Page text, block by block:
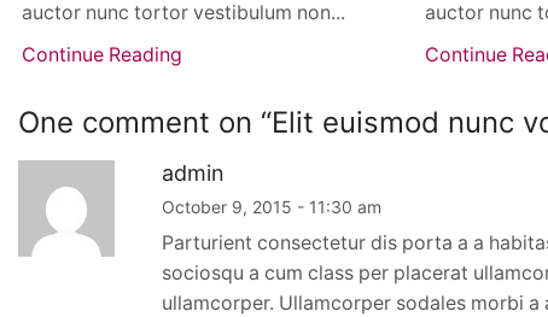
auctor nunc tortor vestibulum non...
Continue Reading
auctor nunc
Continue
One comment on “Elit euismod nunc
admin
October 9, 2015 - 11:30 am
Parturient consectetur dis porta a a
sociosqu a cum class per placerat
ullamcorper. Ullamcorper sodales morbi